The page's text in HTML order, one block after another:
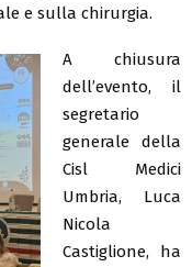
e sulla chirurgia.
A chiusura
dell’evento, il
segretario
generale della
Cisl Medici
Umbria, Luca
Nicola
Castiglione, ha